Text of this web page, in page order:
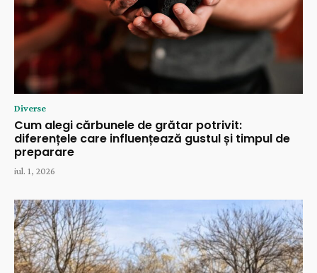
Diverse
Cum alegi cărbunele de grătar potrivit:
diferențele care influențează gustul și timpul de
preparare
iul. 1, 2026